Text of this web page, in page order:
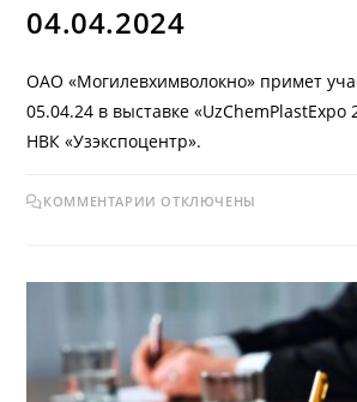
04.04.2024
ОАО «Могилевхимволокно» примет
05.04.24 в выставке «UzChemPlastExpo
НВК «Узэкспоцентр».
КОММЕНТАРИИ ОТКЛЮЧЕНЫ